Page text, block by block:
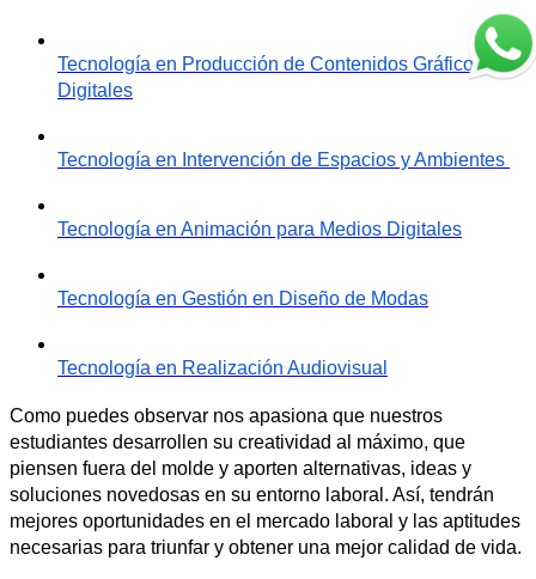
Tecnología en Producción de Contenidos Gráficos
Digitales
Tecnología en Intervención de Espacios y Ambientes
Tecnología en Animación para Medios Digitales
Tecnología en Gestión en Diseño de Modas
Tecnología en Realización Audiovisual
Como puedes observar nos apasiona que nuestros
estudiantes desarrollen su creatividad al máximo, que
piensen fuera del molde y aporten alternativas, ideas y
soluciones novedosas en su entorno laboral. Así, tendrán
mejores oportunidades en el mercado laboral y las aptitudes
necesarias para triunfar y obtener una mejor calidad de vida.